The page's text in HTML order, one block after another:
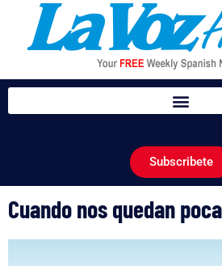
Subscribete
Cuando nos quedan